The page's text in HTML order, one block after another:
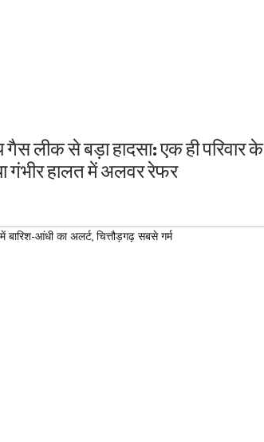
लीक से बड़ा हादसा: एक ही परिवार के
गंभीर हालत में अलवर रेफर